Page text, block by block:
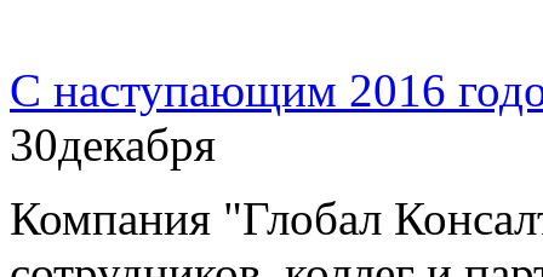
С наступающим 2016
30декабря
Компания "Глобал